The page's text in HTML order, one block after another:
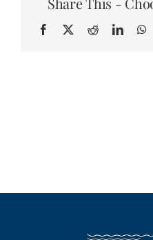
Facebook
X Reddit